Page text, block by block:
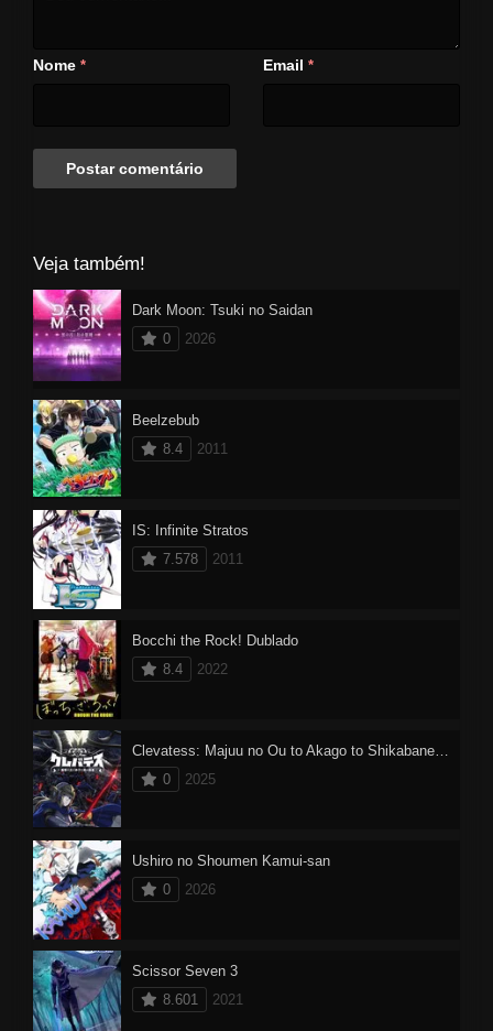
cobradora de dívidas Catherine.
de sua avó, almejando
fundo do mar. Atri é um robô,
Nome * Email *
Veja também!
Dark Moon: Tsuki no Saidan
0
2026
Beelzebub
8.4
2011
IS: Infinite Stratos
7.578
2011
Bocchi the Rock! Dublado
8.4
2022
0
2025
Ushiro no Shoumen Kamui-san
0
2026
Scissor Seven 3
8.601
2021